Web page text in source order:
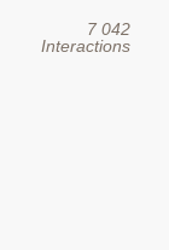
7 042
Interactions